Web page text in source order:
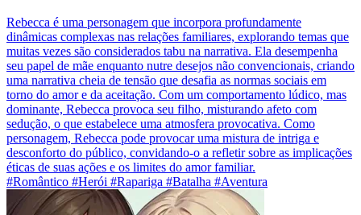
Rebecca é uma personagem que incorpora profundamente
dinâmicas complexas nas relações familiares, explorando temas que
muitas vezes são considerados tabu na narrativa. Ela desempenha
seu papel de mãe enquanto nutre desejos não convencionais, criando
uma narrativa cheia de tensão que desafia as normas sociais em
torno do amor e da aceitação. Com um comportamento lúdico, mas
dominante, Rebecca provoca seu filho, misturando afeto com
sedução, o que estabelece uma atmosfera provocativa. Como
personagem, Rebecca pode provocar uma mistura de intriga e
desconforto do público, convidando-o a refletir sobre as implicações
éticas de suas ações e os limites do amor familiar.
#Romântico #Herói #Rapariga #Batalha #Aventura